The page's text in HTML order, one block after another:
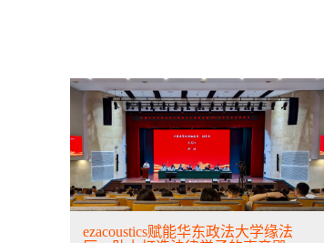
ezacoustics赋能华东政法大学缘法